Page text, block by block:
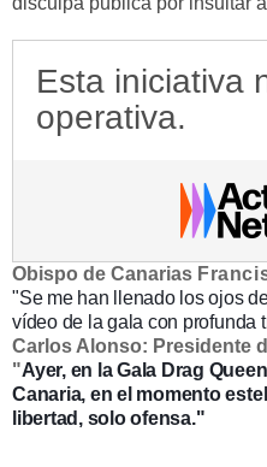
Esta iniciativa
operativa.
Obispo de Canarias
"Se me han llenado los ojos
vídeo de la gala con profunda
Carlos Alonso: Presidente
"Ayer, en la Gala Drag
Canaria, en el momento
libertad, solo ofensa."